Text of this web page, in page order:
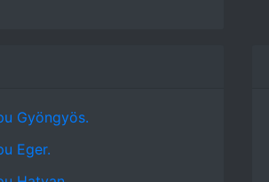
Gyöngyös.
Eger.